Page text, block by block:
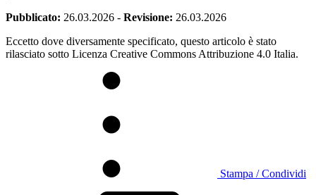
Pubblicato: 26.03.2026 - Revisione: 26.03.2026
Eccetto dove diversamente specificato, questo articolo è stato
rilasciato sotto Licenza Creative Commons Attribuzione 4.0 Italia.
Stampa / Condividi